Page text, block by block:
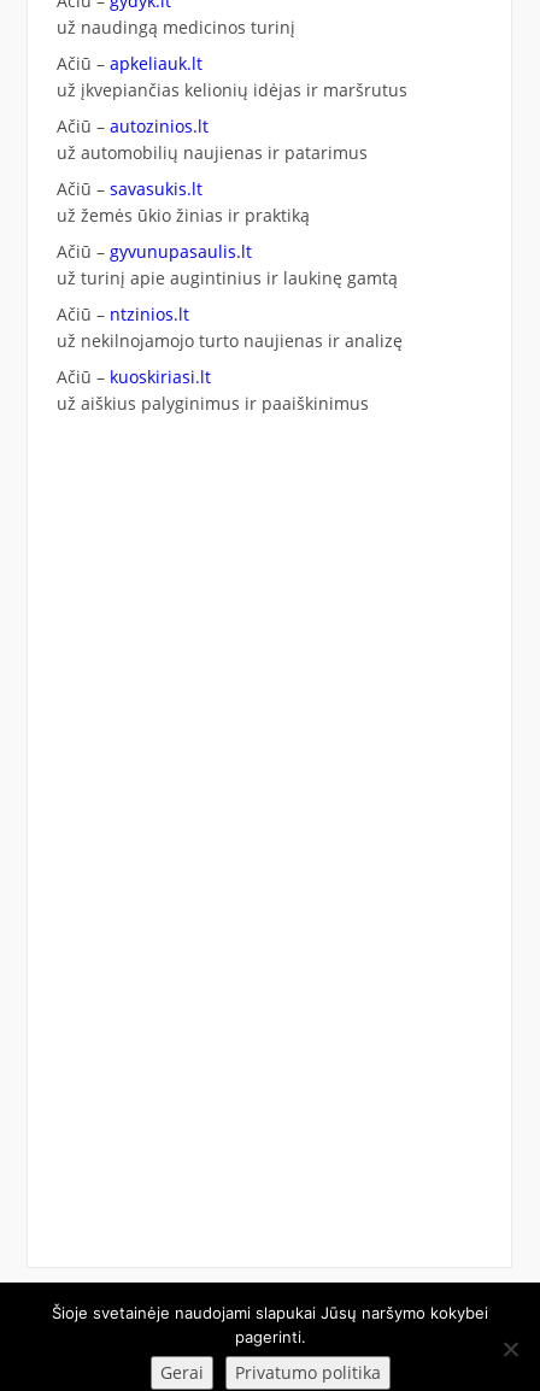
už naudingą medicinos turinį
Ačiū – apkeliauk.lt
už įkvepiančias kelionių idėjas ir maršrutus
Ačiū – autozinios.lt
už automobilių naujienas ir patarimus
Ačiū – savasukis.lt
už žemės ūkio žinias ir praktiką
Ačiū – gyvunupasaulis.lt
už turinį apie augintinius ir laukinę gamtą
Ačiū – ntzinios.lt
už nekilnojamojo turto naujienas ir analizę
Ačiū – kuoskiriasi.lt
už aiškius palyginimus ir paaiškinimus
© 2026 Etech.lt. Visos teisės saugomos.
Šioje svetainėje naudojami slapukai Jūsų naršymo kokybei
pagerinti.
Gerai Privatumo politika